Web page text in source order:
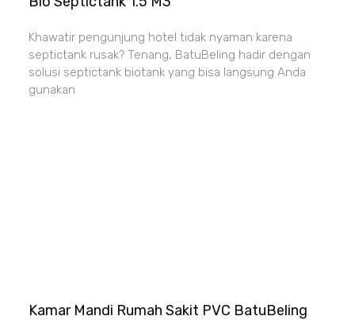
Khawatir pengunjung hotel tidak nyaman karena
septictank rusak? Tenang, BatuBeling hadir dengan
solusi septictank biotank yang bisa langsung Anda
gunakan
Kamar Mandi Rumah Sakit PVC BatuBeling